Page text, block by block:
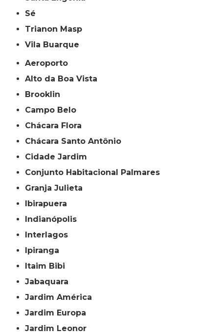
Sé
Trianon Masp
Vila Buarque
Aeroporto
Alto da Boa Vista
Brooklin
Campo Belo
Chácara Flora
Chácara Santo Antônio
Cidade Jardim
Conjunto Habitacional Palmares
Granja Julieta
Ibirapuera
Indianópolis
Interlagos
Ipiranga
Itaim Bibi
Jabaquara
Jardim América
Jardim Europa
Jardim Leonor